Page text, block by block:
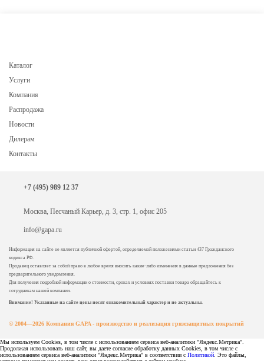
Каталог
Услуги
Компания
Распродажа
Новости
Дилерам
Контакты
Информация на сайте не является публичной офертой, определяемой положениями статьи 437 Гражданского
кодекса РФ.
Продавец оставляет за собой право в любое время вносить какие-либо изменения в данные предложения без
предварительного уведомления.
Для получения подробной информации о стоимости, сроках и условиях поставки товара обращайтесь к
сотрудникам нашей компании.
Внимание! Указанные на сайте цены носят ознакомительный характер и не актуальны.
© 2004—2026 Компания GAPA - производство и реализация грязезащитных покрытий
+7 (495) 989 12 37
Москва, Песчаный Карьер, д. 3, стр. 1, офис 205
info@gapa.ru
Мы используем Cookies, в том числе с использованием сервиса веб-аналитики "Яндекс.Метрика".
Продолжая использовать наш сайт, вы даете согласие обработку данных Cookies, в том числе с
использованием сервиса веб-аналитики "Яндекс.Метрика" в соответствии с Политикой . Это файлы,